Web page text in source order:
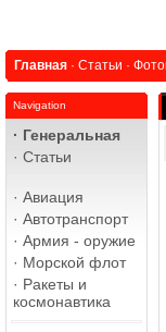
Главная · Статьи ·
Navigation
· Генеральная
· Статьи
· Авиация
· Автотранспорт
· Армия - оружие
· Морской флот
· Ракеты и
космонавтика